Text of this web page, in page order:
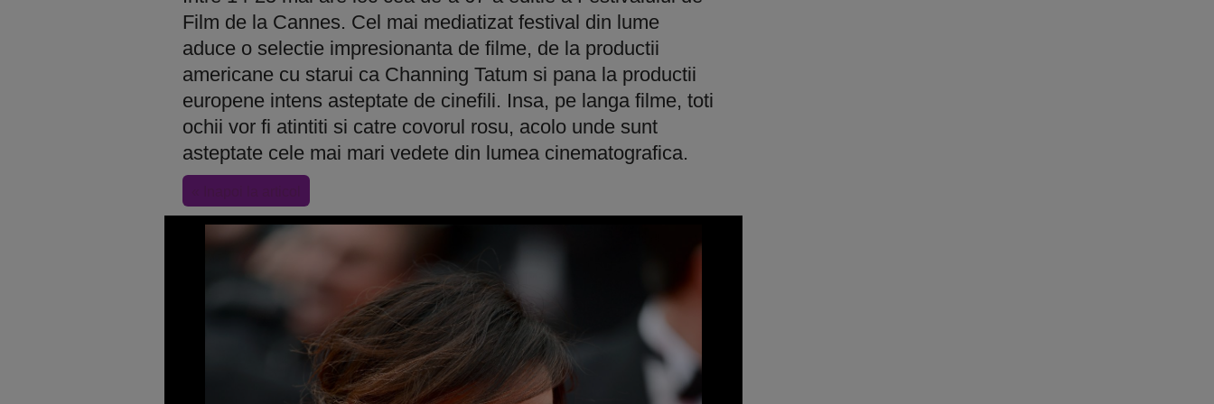
Film de la Cannes. Cel mai mediatizat festival din lume
aduce o selectie impresionanta de filme, de la productii
americane cu starui ca Channing Tatum si pana la productii
europene intens asteptate de cinefili. Insa, pe langa filme, toti
ochii vor fi atintiti si catre covorul rosu, acolo unde sunt
asteptate cele mai mari vedete din lumea cinematografica.